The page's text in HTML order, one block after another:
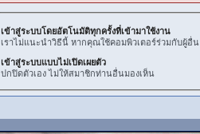
เข้าสู่ระบบโดยอัตโนมัติทุกครั้งที่เข้ามาใช้งาน
เราไม่แนะนำวิธีนี้ หากคุณใช้คอมพิวเตอร์ร่วมกับผู้อื่น
เข้าสู่ระบบแบบไม่เปิดเผยตัว
ปกปิดตัวเอง ไม่ให้สมาชิกท่านอื่นมองเห็น